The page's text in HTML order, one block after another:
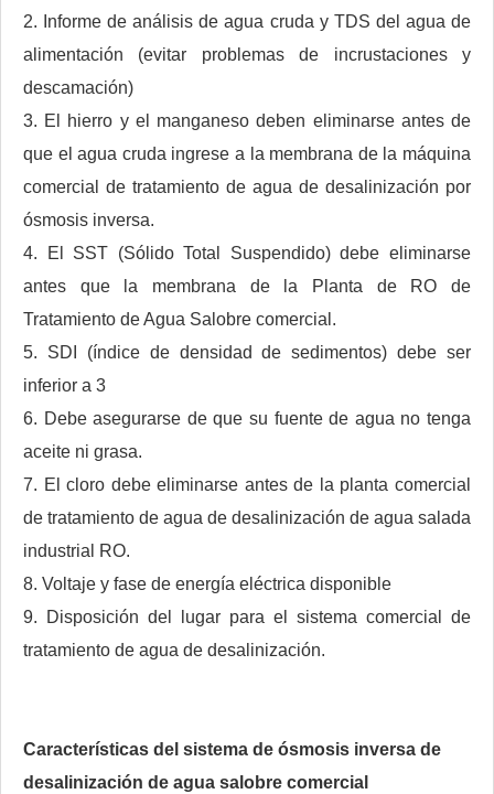
2. Informe de análisis de agua cruda y TDS del agua de
alimentación (evitar problemas de incrustaciones y
descamación)
3. El hierro y el manganeso deben eliminarse antes de
que el agua cruda ingrese a la membrana de la máquina
comercial de tratamiento de agua de desalinización por
ósmosis inversa.
4. El SST (Sólido Total Suspendido) debe eliminarse
antes que la membrana de la Planta de RO de
Tratamiento de Agua Salobre comercial.
5. SDI (índice de densidad de sedimentos) debe ser
inferior a 3
6. Debe asegurarse de que su fuente de agua no tenga
aceite ni grasa.
7. El cloro debe eliminarse antes de la planta comercial
de tratamiento de agua de desalinización de agua salada
industrial RO.
8. Voltaje y fase de energía eléctrica disponible
9. Disposición del lugar para el sistema comercial de
tratamiento de agua de desalinización.
Características del sistema de ósmosis inversa de
desalinización de agua salobre comercial